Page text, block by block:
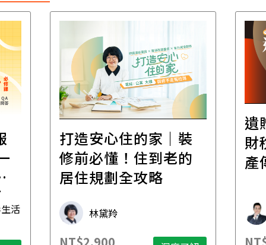
活
打造安心住的家｜裝
修前必懂！住到老的
居住規劃全攻略
林黛羚
遺
財
產